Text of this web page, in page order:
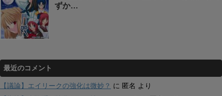
ずか…
最近のコメント
【議論】エイリークの強化は微妙？ に 匿名 より